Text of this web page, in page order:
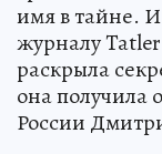
имя в тайне.
журналу
раскрыла
она получила
России